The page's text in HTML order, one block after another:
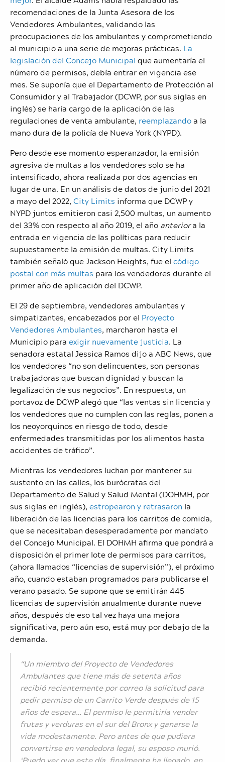
recomendaciones de la Junta Asesora de los
Vendedores Ambulantes, validando las
preocupaciones de los ambulantes y comprometiendo
al municipio a una serie de mejoras prácticas. La
legislación del Concejo Municipal que aumentaría el
número de permisos, debía entrar en vigencia ese
mes. Se suponía que el Departamento de Protección al
Consumidor y al Trabajador (DCWP, por sus siglas en
inglés) se haría cargo de la aplicación de las
regulaciones de venta ambulante, reemplazandoa la
mano dura de la policía de Nueva York (NYPD).
Pero desde ese momento esperanzador, la emisión
agresiva de multas a los vendedores solo se ha
intensificado, ahora realizada por dos agencias en
lugar de una. En un análisis de datos de junio del 2021
a mayo del 2022, City Limits informa que DCWP y
NYPD juntos emitieron casi 2,500 multas, un aumento
del 33% con respecto al año 2019, el año anteriora la
entrada en vigencia de las políticas para reducir
supuestamente la emisión de multas. City Limits
también señaló que Jackson Heights, fue el código
postal con más multas para los vendedores durante el
primer año de aplicación del DCWP.
El 29 de septiembre, vendedores ambulantes y
simpatizantes, encabezados por el Proyecto
Vendedores Ambulantes, marcharon hasta el
Municipio para exigir nuevamente justicia. La
senadora estatal Jessica Ramos dijo a ABC News, que
los vendedores “no son delincuentes, son personas
trabajadoras que buscan dignidad y buscan la
legalización de sus negocios”. En respuesta, un
portavoz de DCWP alegó que “las ventas sin licencia y
los vendedores que no cumplen con las reglas, ponen a
los neoyorquinos en riesgo de todo, desde
enfermedades transmitidas por los alimentos hasta
accidentes de tráfico”.
Mientras los vendedores luchan por mantener su
sustento en las calles, los burócratas del
Departamento de Salud y Salud Mental (DOHMH, por
sus siglas en inglés), estropearon y retrasaron la
liberación de las licencias para los carritos de comida,
que se necesitaban desesperadamente por mandato
del Concejo Municipal. El DOHMH afirma que pondrá a
disposición el primer lote de permisos para carritos,
(ahora llamados “licencias de supervisión”), el próximo
año, cuando estaban programados para publicarse el
verano pasado. Se supone que se emitirán 445
licencias de supervisión anualmente durante nueve
años, después de eso tal vez haya una mejora
significativa, pero aún eso, está muy por debajo de la
demanda.
“Un miembro del Proyecto de Vendedores
Ambulantes que tiene más de setenta años
recibió recientemente por correo la solicitud para
pedir permiso de un Carrito Verde después de 15
años de espera… El permiso le permitiría vender
frutas y verduras en el sur del Bronx y ganarse la
vida modestamente. Pero antes de que pudiera
convertirse en vendedora legal, su esposo murió.